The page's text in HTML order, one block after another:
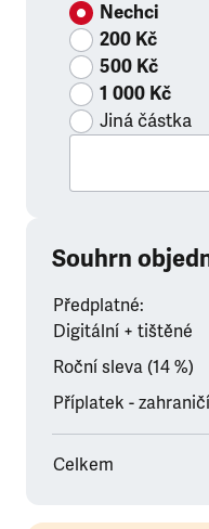
Nechci
200 Kč
500 Kč
1 000 Kč
Jiná částka
Souhrn
Předplatné:
Digitální + tištěné
Roční sleva (14 %)
Příplatek - zahraničí
Celkem